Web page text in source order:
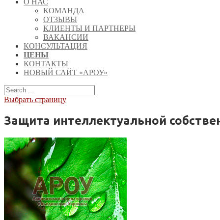
О НАС
КОМАНДА
ОТЗЫВЫ
КЛИЕНТЫ И ПАРТНЕРЫ
ВАКАНСИИ
КОНСУЛЬТАЦИЯ
ЦЕНЫ
КОНТАКТЫ
НОВЫЙ САЙТ «АРОУ»
Выбрать страницу
Защита интеллектуальной